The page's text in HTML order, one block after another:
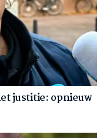
justitie: opnieuw